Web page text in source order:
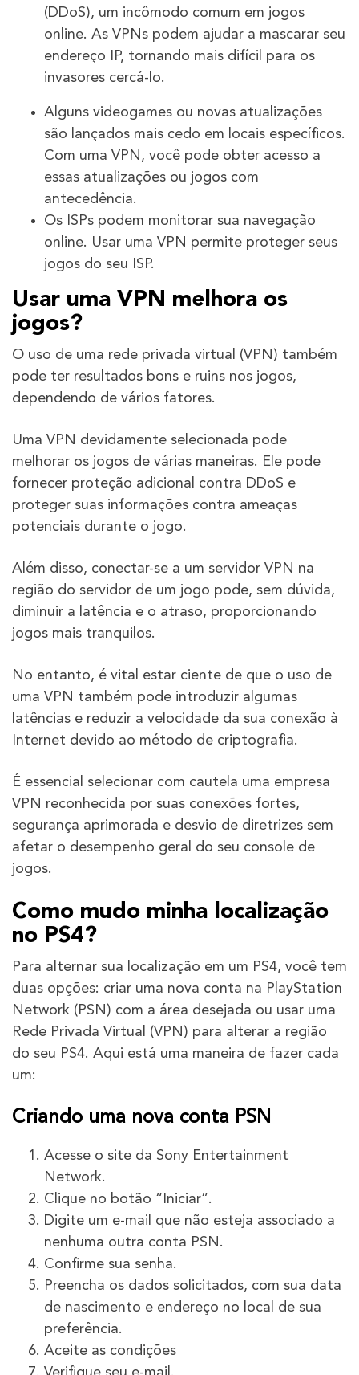
(DDoS), um incômodo comum em jogos
online. As VPNs podem ajudar a mascarar seu
endereço IP, tornando mais difícil para os
invasores cercá-lo.
Alguns videogames ou novas atualizações
são lançados mais cedo em locais específicos.
Com uma VPN, você pode obter acesso a
essas atualizações ou jogos com
antecedência.
Os ISPs podem monitorar sua navegação
online. Usar uma VPN permite proteger seus
jogos do seu ISP.
Usar uma VPN melhora os
jogos?
O uso de uma rede privada virtual (VPN) também
pode ter resultados bons e ruins nos jogos,
dependendo de vários fatores.
Uma VPN devidamente selecionada pode
melhorar os jogos de várias maneiras. Ele pode
fornecer proteção adicional contra DDoS e
proteger suas informações contra ameaças
potenciais durante o jogo.
Além disso, conectar-se a um servidor VPN na
região do servidor de um jogo pode, sem dúvida,
diminuir a latência e o atraso, proporcionando
jogos mais tranquilos.
No entanto, é vital estar ciente de que o uso de
uma VPN também pode introduzir algumas
latências e reduzir a velocidade da sua conexão à
Internet devido ao método de criptografia.
É essencial selecionar com cautela uma empresa
VPN reconhecida por suas conexões fortes,
segurança aprimorada e desvio de diretrizes sem
afetar o desempenho geral do seu console de
jogos.
Como mudo minha localização
no PS4?
Para alternar sua localização em um PS4, você tem
duas opções: criar uma nova conta na PlayStation
Network (PSN) com a área desejada ou usar uma
Rede Privada Virtual (VPN) para alterar a região
do seu PS4. Aqui está uma maneira de fazer cada
um:
Criando uma nova conta PSN
Acesse o site da Sony Entertainment
Network.
Clique no botão “Iniciar”.
Digite um e-mail que não esteja associado a
nenhuma outra conta PSN.
Confirme sua senha.
Preencha os dados solicitados, com sua data
de nascimento e endereço no local de sua
preferência.
Aceite as condições